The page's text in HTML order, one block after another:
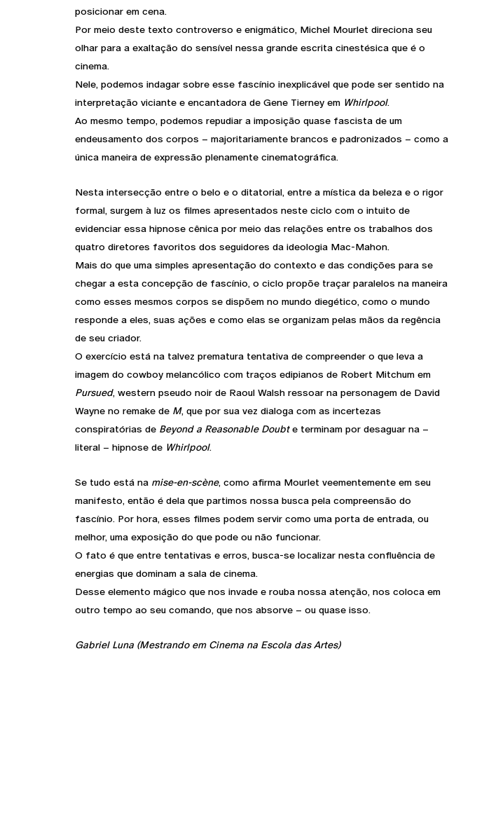
posicionar em cena.
Por meio deste texto controverso e enigmático, Michel Mourlet direciona seu
olhar para a exaltação do sensível nessa grande escrita cinestésica que é o
cinema.
Nele, podemos indagar sobre esse fascínio inexplicável que pode ser sentido na
interpretação viciante e encantadora de Gene Tierney em Whirlpool.
Ao mesmo tempo, podemos repudiar a imposição quase fascista de um
endeusamento dos corpos – majoritariamente brancos e padronizados – como a
única maneira de expressão plenamente cinematográfica.
Nesta intersecção entre o belo e o ditatorial, entre a mística da beleza e o rigor
formal, surgem à luz os filmes apresentados neste ciclo com o intuito de
evidenciar essa hipnose cênica por meio das relações entre os trabalhos dos
quatro diretores favoritos dos seguidores da ideologia Mac-Mahon.
Mais do que uma simples apresentação do contexto e das condições para se
chegar a esta concepção de fascínio, o ciclo propõe traçar paralelos na maneira
como esses mesmos corpos se dispõem no mundo diegético, como o mundo
responde a eles, suas ações e como elas se organizam pelas mãos da regência
de seu criador.
O exercício está na talvez prematura tentativa de compreender o que leva a
imagem do cowboy melancólico com traços edipianos de Robert Mitchum em
Pursued, western pseudo noir de Raoul Walsh ressoar na personagem de David
Wayne no remake de M, que por sua vez dialoga com as incertezas
conspiratórias de Beyond a Reasonable Doubte terminam por desaguar na –
literal – hipnose de Whirlpool.
Se tudo está na mise-en-scène, como afirma Mourlet veementemente em seu
manifesto, então é dela que partimos nossa busca pela compreensão do
fascínio. Por hora, esses filmes podem servir como uma porta de entrada, ou
melhor, uma exposição do que pode ou não funcionar.
O fato é que entre tentativas e erros, busca-se localizar nesta confluência de
energias que dominam a sala de cinema.
Desse elemento mágico que nos invade e rouba nossa atenção, nos coloca em
outro tempo ao seu comando, que nos absorve – ou quase isso.
Gabriel Luna (Mestrando em Cinema na Escola das Artes)